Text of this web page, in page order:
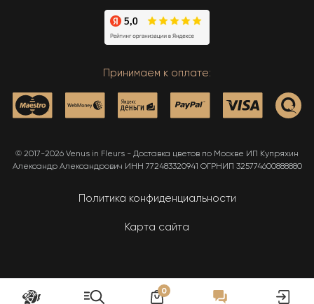
Принимаем к оплате:
© 2017-2026 Venus in Fleurs - Доставка цветов по Москве ИП Купряхин
Александр Александрович ИНН 772483320941 ОГРНИП 325774600888880
Политика конфиденциальности
Карта сайта
0